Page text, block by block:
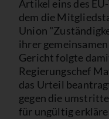
Artikel eins des
dem die
Union
ihrer
Gericht folgte
Regierungschef
das Urteil
gegen die
für ungültig